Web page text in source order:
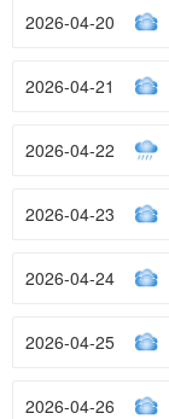
2026-04-20
2026-04-21
2026-04-22
2026-04-23
2026-04-24
2026-04-25
2026-04-26